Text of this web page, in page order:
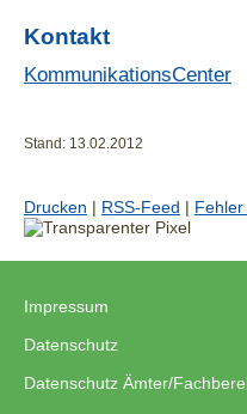
Kontakt
KommunikationsCenter
Stand: 13.02.2012
Drucken | RSS-Feed |
Impressum
Datenschutz
Datenschutz Ämter/